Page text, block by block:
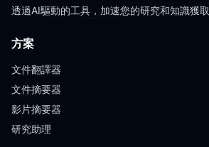
透過AI驅動的工具，加速您的研究和知識獲取
方案
文件翻譯器
文件摘要器
影片摘要器
研究助理